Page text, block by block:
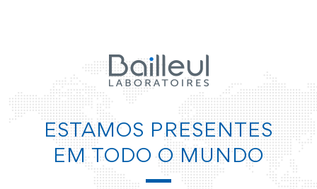
ESTAMOS PRESENTES
EM TODO O MUNDO